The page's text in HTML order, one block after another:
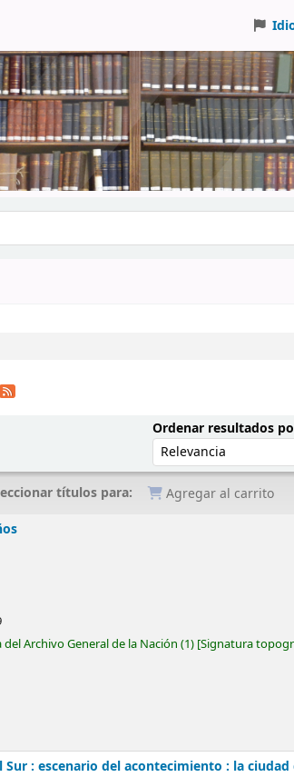
Ordenar resultados
títulos para:
Agregar al carrito
del Archivo General de la Nación (1) Signatura
: escenario del acontecimiento : la